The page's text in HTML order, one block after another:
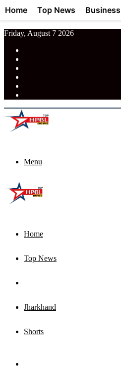
Friday, August 7 2026
Menu
Home
Top News
Jharkhand
Shorts
Home Top News Business